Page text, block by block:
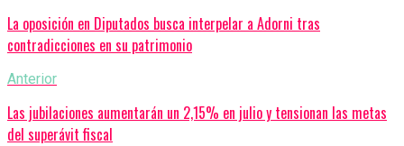
La oposición en Diputados busca interpelar a Adorni tras
contradicciones en su patrimonio
Anterior
Las jubilaciones aumentarán un 2,15% en julio y tensionan las metas
del superávit fiscal